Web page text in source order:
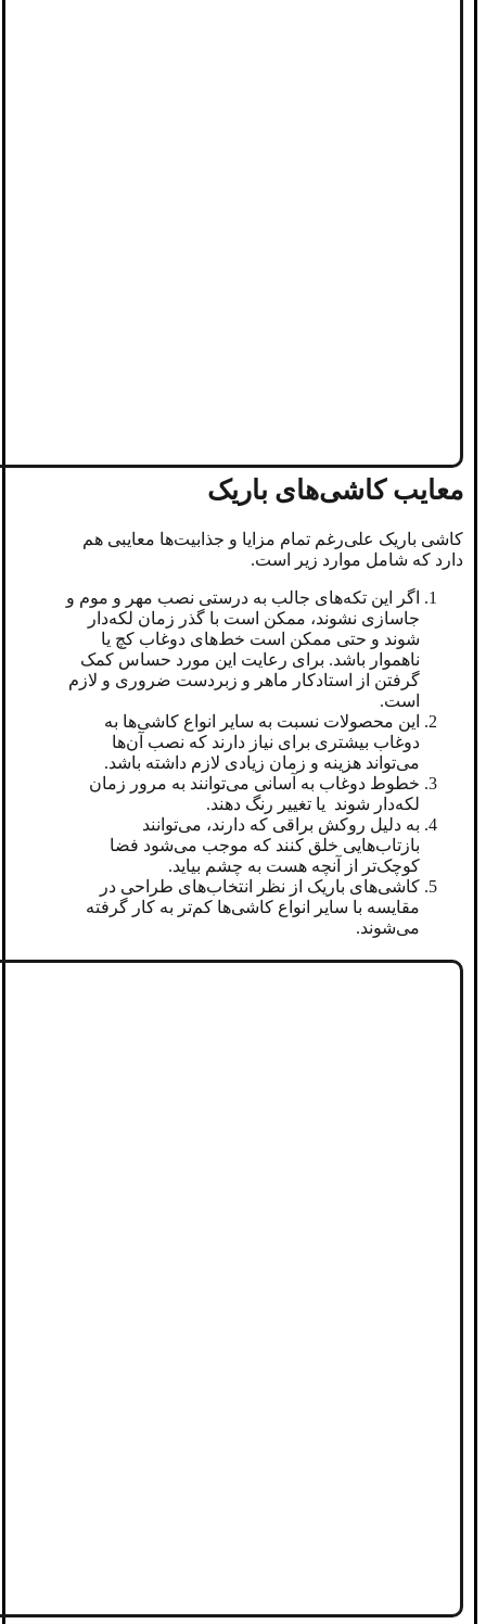
معایب کاشی‌های باریک
کاشی‌ باریک علی‌رغم تمام مزایا و جذابیت‌ها معایبی هم
دارد که شامل موارد زیر است.
اگر این تکه‌های جالب به درستی نصب مهر و موم و
جاسازی نشوند، ممکن است با گذر زمان لکه‌دار
شوند و حتی ممکن است خط‌های دوغاب کچ یا
ناهموار باشد. برای رعایت این مورد حساس کمک
گرفتن از استادکار ماهر و زبردست ضروری و لازم
است.
این محصولات نسبت به سایر انواع کاشی‌ها به
دوغاب بیشتری برای نیاز دارند که نصب آن‌ها
می‌تواند هزینه و‌ زمان زیادی لازم داشته باشد.
خطوط دوغاب به آسانی می‌توانند به مرور زمان
لکه‌دار شوند یا تغییر رنگ دهند.
به دلیل روکش براقی که دارند، می‌توانند
بازتاب‌هایی خلق کنند که موجب می‌شود فضا
کوچک‌تر از آنچه هست به چشم بیاید.
کاشی‌های باریک از نظر انتخاب‌های طراحی در
مقایسه با سایر انواع کاشی‌ها کم‌تر به کار گرفته
می‌شوند.